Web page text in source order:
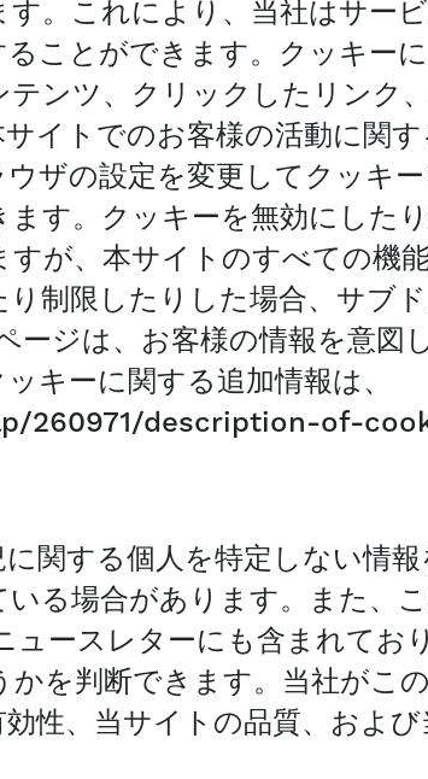
。これにより、当社はサー
ことができます。クッキー
ンツ、クリックしたリンク
イトでのお客様の活動に関す
ザの設定を変更してクッキ
す。クッキーを無効にした
が、本サイトのすべての機
制限したりした場合、サブ
ージは、お客様の情報を意図
キーに関する追加情報は、
description-of-
関する個人を特定しない情報
る場合があります。また、
ースレターにも含まれてお
を判断できます。当社がこ
性、当サイトの品質、および